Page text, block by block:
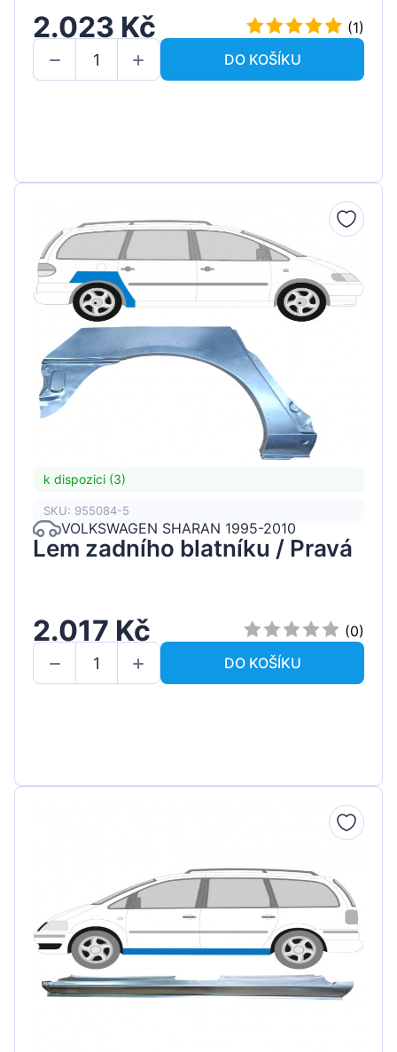
2.023 Kč
(1)
DO KOŠÍKU
k dispozici (3)
SKU: 955084-5
VOLKSWAGEN SHARAN 1995-2010
Lem zadního blatníku / Pravá
2.017 Kč
(0)
DO KOŠÍKU